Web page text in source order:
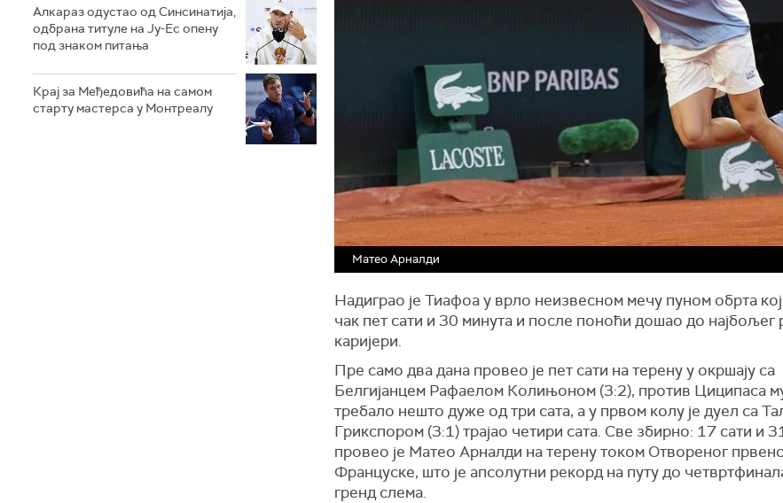
Алкараз одустао од Синсинатија,
одбрана титуле на Ју-Ес опену
под знаком питања
Крај за Међедовића на самом
старту мастерса у Монтреалу
Матео Арналди
Надиграо је Тиафоа у врло неизвесном мечу пуном обрта
чак пет сати и 30 минута и после поноћи дошао до најбољег
каријери.
Пре само два дана провео је пет сати на терену у окршају са
Белгијанцем Рафаелом Колињоном (3:2), против Циципаса
требало нешто дуже од три сата, а у првом колу је дуел са
Грикспором (3:1) трајао четири сата. Све збирно: 17 сати и
провео је Матео Арналди на терену током Отвореног
Француске, што је апсолутни рекорд на путу до
гренд слема.